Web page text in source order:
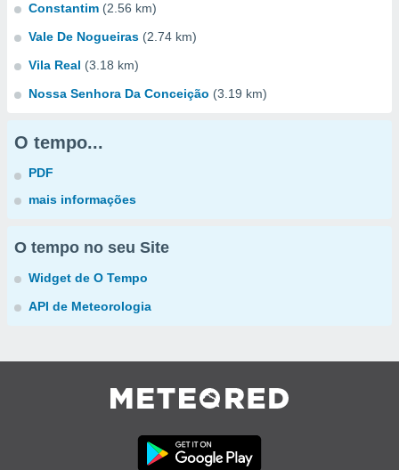
Constantim (2.56 km)
Vale De Nogueiras (2.74 km)
Vila Real (3.18 km)
Nossa Senhora Da Conceição (3.19 km)
O tempo...
PDF
mais informações
O tempo no seu Site
Widget de O Tempo
API de Meteorologia